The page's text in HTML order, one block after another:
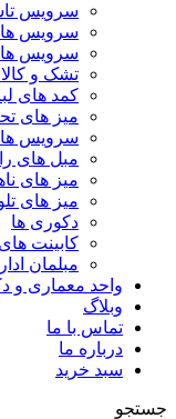
سرویس
سرویس
سرویس
تشک و
کمد های
میز های
سرویس
مبل های
میز های
میز های
دکوری ها
کابینت
مبلمان
واحد معماری و
وبلاگ
تماس با ما
درباره ما
سبد خرید
جستجو